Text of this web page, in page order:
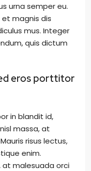
urna semper eu.
magnis dis
mus. Integer
quis dictum
eros porttitor
in blandit id,
massa, at
risus lectus,
enim.
at malesuada orci